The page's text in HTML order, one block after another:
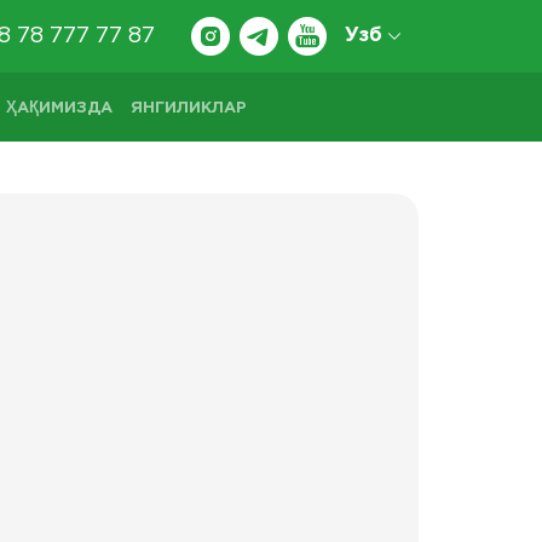
78 777 77 87 Узб
ҲАҚИМИЗДА ЯНГИЛИКЛАР